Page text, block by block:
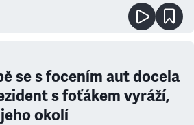
se s focením aut docela
s foťákem vyráží,
okolí